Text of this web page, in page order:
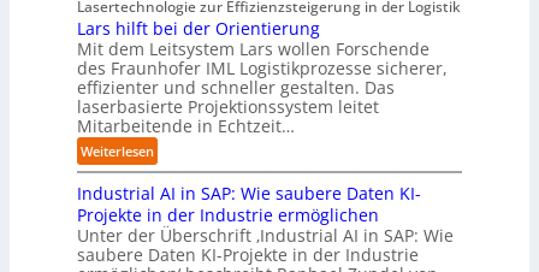
b
a
u
t
o
m
a
t
i
s
i
e
r
u
n
g
f
t
d
e
r
I
n
d
u
s
t
r
i
t
I
n
d
u
s
t
r
a
l
u
o
m
a
t
i
o
n
.
O
r
g
w
ä
t
u
d
i
e
z
e
g
t
M
i
s
Lasertechnologie zur Effizienzsteigerung in der Logistik
Lars hilft bei der Orientierung
Mit dem Leitsystem Lars wollen Forschende
des Fraunhofer IML Logistikprozesse sicherer,
effizienter und schneller gestalten. Das
laserbasierte Projektionssystem leitet
Mitarbeitende in Echtzeit…
Weiterlesen:
L
a
r
s
h
Industrial AI in SAP: Wie saubere Daten KI-
Projekte in der Industrie ermöglichen
Unter der Überschrift ‚Industrial AI in SAP: Wie
saubere Daten KI-Projekte in der Industrie